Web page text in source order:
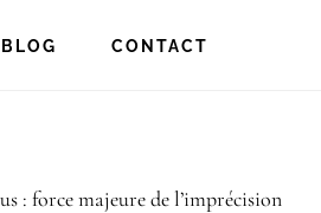
BLOG CONTACT
: force majeure de l’imprécision